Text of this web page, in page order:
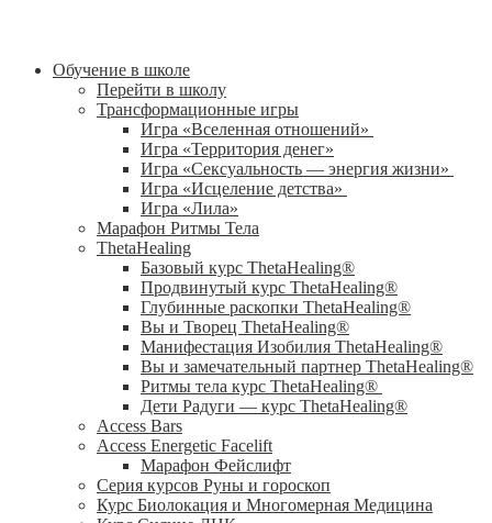
Обучение в школе
Перейти в школу
Трансформационные игры
Игра «Вселенная отношений»
Игра «Территория денег»
Игра «Сексуальность — энергия жизни»
Игра «Исцеление детства»
Игра «Лила»
Марафон Ритмы Тела
ThetaHealing
Базовый курс ThetaHealing®
Продвинутый курс ThetaHealing®
Глубинные раскопки ThetaHealing®
Вы и Творец ThetaHealing®
Манифестация Изобилия ThetaHealing®
Вы и замечательный партнер ThetaHealing®
Ритмы тела курс ThetaHealing®
Дети Радуги — курс ThetaHealing®
Access Bars
Access Energetic Facelift
Марафон Фейслифт
Серия курсов Руны и гороскоп
Курс Биолокация и Многомерная Медицина